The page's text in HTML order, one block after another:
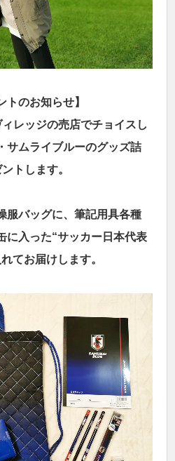
トのお知らせ】
レッジの売店でチョイスし
サムライブルーのグッズ詰
トします。
服バッグに、筆記用具各種
に入った“サッカー日本代表
てお届けします。